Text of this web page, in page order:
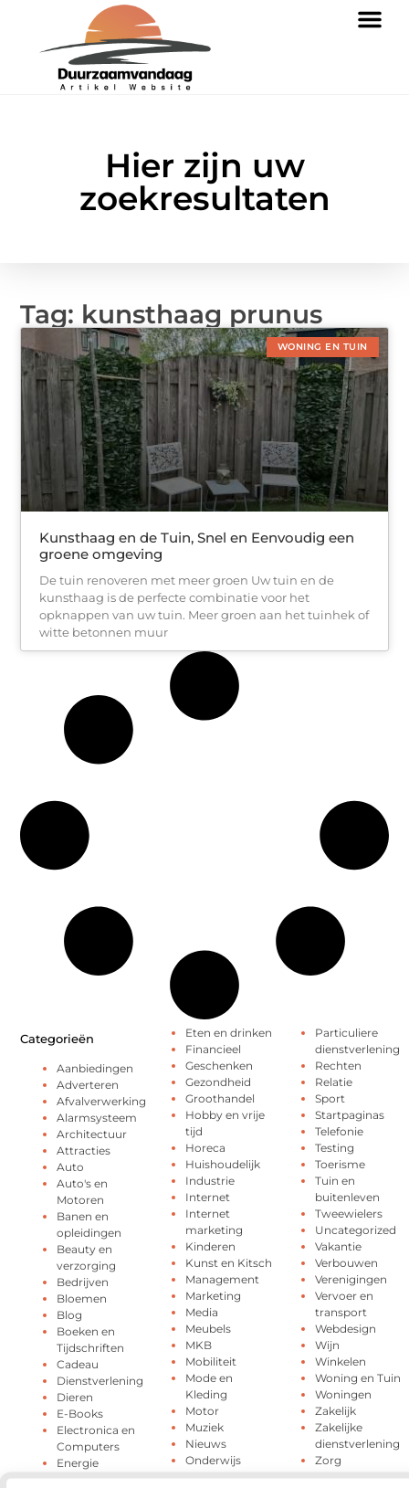
Hier zijn uw
zoekresultaten
Tag: kunsthaag prunus
WONING EN TUIN
Kunsthaag en de Tuin, Snel en Eenvoudig een
groene omgeving
De tuin renoveren met meer groen Uw tuin en de
kunsthaag is de perfecte combinatie voor het
opknappen van uw tuin. Meer groen aan het tuinhek of
witte betonnen muur
Categorieën
Aanbiedingen
Adverteren
Afvalverwerking
Alarmsysteem
Architectuur
Attracties
Auto
Auto's en
Motoren
Banen en
opleidingen
Beauty en
verzorging
Bedrijven
Bloemen
Blog
Boeken en
Tijdschriften
Cadeau
Dienstverlening
Dieren
E-Books
Electronica en
Computers
Energie
Entertainment
Eten en drinken
Financieel
Geschenken
Gezondheid
Groothandel
Hobby en vrije
tijd
Horeca
Huishoudelijk
Industrie
Internet
Internet
marketing
Kinderen
Kunst en Kitsch
Management
Marketing
Media
Meubels
MKB
Mobiliteit
Mode en
Kleding
Motor
Muziek
Nieuws
Onderwijs
Oog Laseren
Particuliere
dienstverlening
Rechten
Relatie
Sport
Startpaginas
Telefonie
Testing
Toerisme
Tuin en
buitenleven
Tweewielers
Uncategorized
Vakantie
Verbouwen
Verenigingen
Vervoer en
transport
Webdesign
Wijn
Winkelen
Woning en Tuin
Woningen
Zakelijk
Zakelijke
dienstverlening
Zorg
ZZP